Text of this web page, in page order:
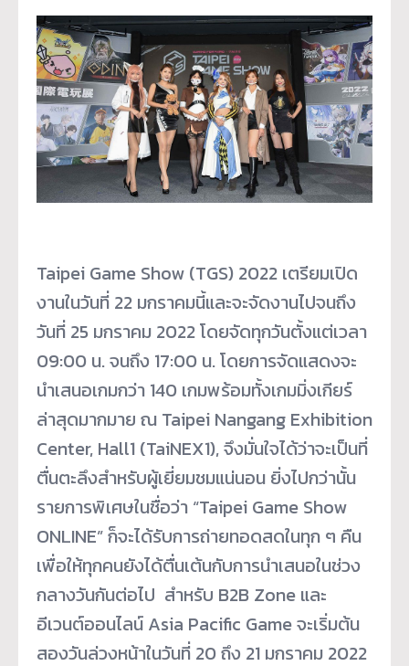
Taipei Game Show (TGS) 2022 เตรียมเปิด
งานในวันที่ 22 มกราคมนี้และจะจัดงานไปจนถึง
วันที่ 25 มกราคม 2022 โดยจัดทุกวันตั้งแต่เวลา
09:00 น. จนถึง 17:00 น. โดยการจัดแสดงจะ
นำเสนอเกมกว่า 140 เกมพร้อมทั้งเกมมิ่งเกียร์
ล่าสุดมากมาย ณ Taipei Nangang Exhibition
Center, Hall1 (TaiNEX1), จึงมั่นใจได้ว่าจะเป็นที่
ตื่นตะลึงสำหรับผู้เยี่ยมชมแน่นอน ยิ่งไปกว่านั้น
รายการพิเศษในชื่อว่า “Taipei Game Show
ONLINE” ก็จะได้รับการถ่ายทอดสดในทุก ๆ คืน
เพื่อให้ทุกคนยังได้ตื่นเต้นกับการนำเสนอในช่วง
กลางวันกันต่อไป สำหรับ B2B Zone และ
อีเวนต์ออนไลน์ Asia Pacific Game จะเริ่มต้น
สองวันล่วงหน้าในวันที่ 20 ถึง 21 มกราคม 2022